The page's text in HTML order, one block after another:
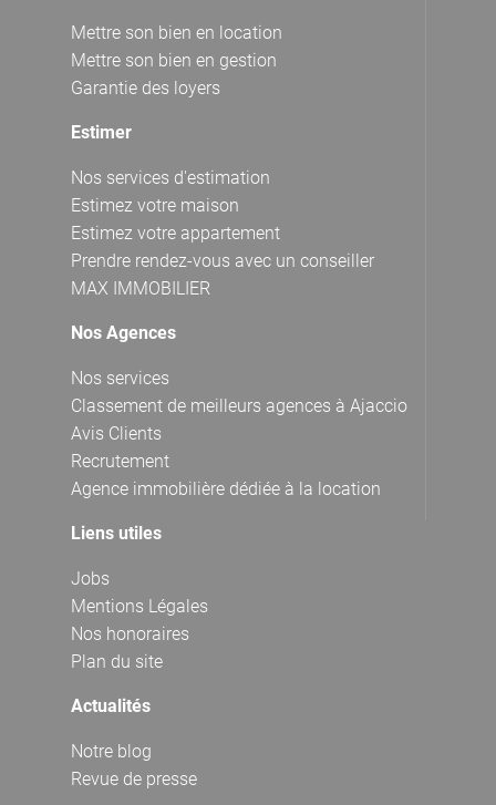
Mettre son bien en location
Mettre son bien en gestion
Garantie des loyers
Estimer
Nos services d'estimation
Estimez votre maison
Estimez votre appartement
Prendre rendez-vous avec un conseiller
MAX IMMOBILIER
Nos Agences
Nos services
Classement de meilleurs agences à Ajaccio
Avis Clients
Recrutement
Agence immobilière dédiée à la location
Liens utiles
Jobs
Mentions Légales
Nos honoraires
Plan du site
Actualités
Notre blog
Revue de presse